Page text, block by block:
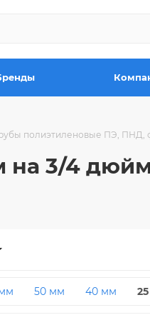
полиэтиленовые ПЭ, ПНД,
на 3/4
50 мм 40 мм